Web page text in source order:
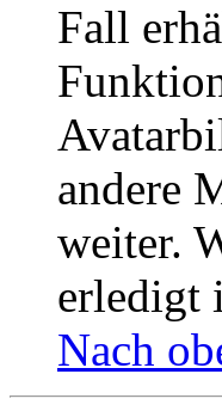
Fall
andere
weiter.
erledigt
Nach